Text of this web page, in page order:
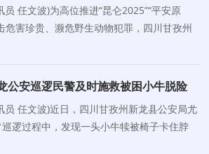
任文波)为高位推进“昆仑2025”“平安原
危害珍贵、濒危野生动物犯罪，四川甘孜州
公安巡逻民警及时施救被困小牛脱险
员 任文波)近日，四川甘孜州新龙县公安局尤
逻过程中，发现一头小牛犊被椅子卡住脖
主人，用实际行动践行